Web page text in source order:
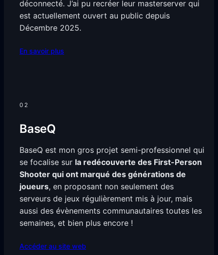
déconnecté. J’ai pu recréer leur masterserver qui
est actuellement ouvert au public depuis
Décembre 2025.
En savoir plus
02
BaseQ
BaseQ est mon gros projet semi-professionnel qui
se focalise sur la redécouverte des First-Person
Shooter qui ont marqué des générations de
joueurs, en proposant non seulement des
serveurs de jeux régulièrement mis à jour, mais
aussi des évènements communautaires toutes les
semaines, et bien plus encore !
Accéder au site web